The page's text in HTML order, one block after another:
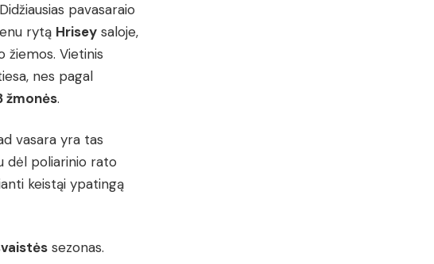
pavasaraio
rytą Hrisey saloje,
Vietinis
nes pagal
žmonės.
vasara yra tas
dėl poliarinio rato
keistąi ypatingą
sezonas.